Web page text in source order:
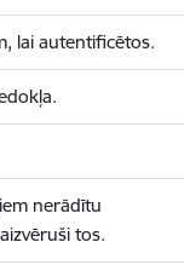
lai autentificētos.
nerādītu
tos.